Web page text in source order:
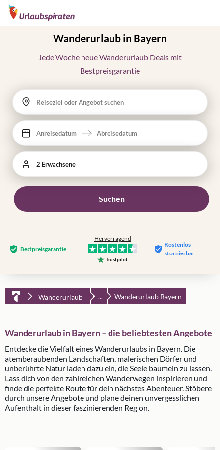
Wanderurlaub in Bayern
Jede Woche neue Wanderurlaub Deals mit
Bestpreisgarantie
Reiseziel oder Angebot suchen
Anreisedatum Abreisedatum
2 Erwachsene
Suchen
Bestpreis­garantie
Hervorragend
Trustpilot
Kostenlos
stornierbar
Wanderurlaub ... Wanderurlaub Bayern
Wanderurlaub in Bayern – die beliebtesten Angebote
Entdecke die Vielfalt eines Wanderurlaubs in Bayern. Die
atemberaubenden Landschaften, malerischen Dörfer und
unberührte Natur laden dazu ein, die Seele baumeln zu lassen.
Lass dich von den zahlreichen Wanderwegen inspirieren und
finde die perfekte Route für dein nächstes Abenteuer. Stöbere
durch unsere Angebote und plane deinen unvergesslichen
Aufenthalt in dieser faszinierenden Region.